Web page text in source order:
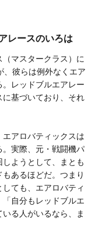
レースのいろは
マスタークラス）に
、彼らは例外なくエア
レッドブルエアレー
基づいており、それ
アロバティックスは
実際、元・戦闘機パ
ようとして、まとも
あるほどだ。つまり
ても、エアロバティ
自分もレッドブルエ
る人がいるなら、ま